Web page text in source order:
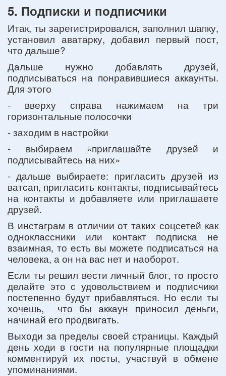
5. Подписки и подписчики
Итак, ты зарегистрировался, заполнил шапку,
установил аватарку, добавил первый пост,
что дальше?
Дальше нужно добавлять друзей,
подписываться на понравившиеся аккаунты.
Для этого
- вверху справа нажимаем на три
горизонтальные полосочки
- заходим в настройки
- выбираем «приглашайте друзей и
подписывайтесь на них»
- дальше выбираете: пригласить друзей из
ватсап, пригласить контакты, подписывайтесь
на контакты и добавляете или приглашаете
друзей.
В инстаграм в отличии от таких соцсетей как
одноклассники или контакт подписка не
взаимная, то есть вы можете подписаться на
человека, а он на вас нет и наоборот.
Если ты решил вести личный блог, то просто
делайте это с удовольствием и подписчики
постепенно будут прибавляться. Но если ты
хочешь, что бы аккаун приносил деньги,
начинай его продвигать.
Выходи за пределы своей страницы. Каждый
день ходи в гости на популярные площадки
комментируй их посты, участвуй в обмене
упоминаниями.